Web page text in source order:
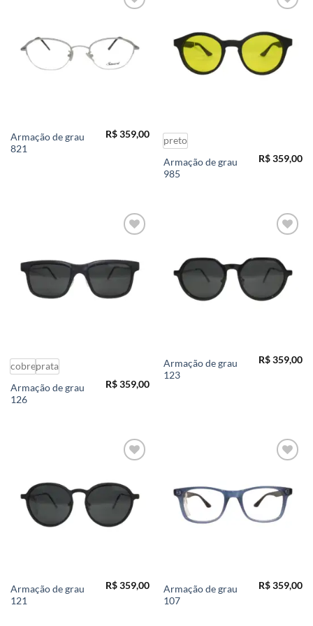
Armação de grau
821
R$359,00
preto
Armação de grau
985
R$359,00
cobreprata
Armação de grau
126
R$359,00
Armação de grau
123
R$359,00
Armação de grau
121
R$359,00
Armação de grau
107
R$359,00